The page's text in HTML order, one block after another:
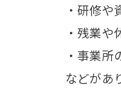
・研修や
・残業や
・事業所
などがあ